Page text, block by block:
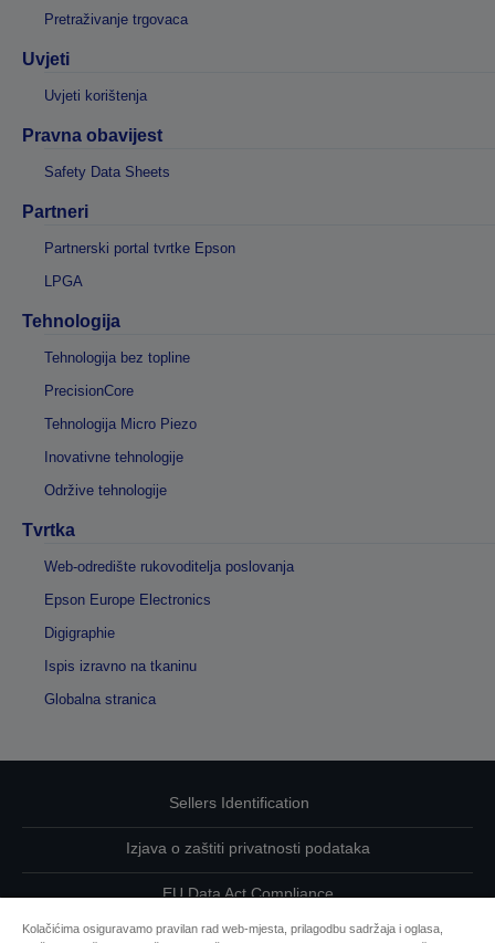
Pretraživanje trgovaca
Uvjeti
Uvjeti korištenja
Pravna obavijest
Safety Data Sheets
Partneri
Partnerski portal tvrtke Epson
LPGA
Tehnologija
Tehnologija bez topline
PrecisionCore
Tehnologija Micro Piezo
Inovativne tehnologije
Održive tehnologije
Tvrtka
Web-odredište rukovoditelja poslovanja
Epson Europe Electronics
Digigraphie
Ispis izravno na tkaninu
Globalna stranica
Sellers Identification
Izjava o zaštiti privatnosti podataka
EU Data Act Compliance
Kontaktirajte nas u vezi svojih podataka
Kolačićima osiguravamo pravilan rad web-mjesta, prilagodbu sadržaja i oglasa,